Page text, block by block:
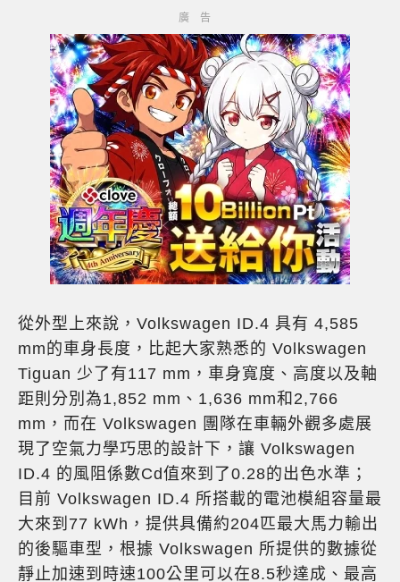
從外型上來說，Volkswagen ID.4 具有 4,585
mm的車身長度，比起大家熟悉的 Volkswagen
Tiguan 少了有117 mm，車身寬度、高度以及軸
距則分別為1,852 mm、1,636 mm和2,766
mm，而在 Volkswagen 團隊在車輛外觀多處展
現了空氣力學巧思的設計下，讓 Volkswagen
ID.4 的風阻係數Cd值來到了0.28的出色水準；
目前 Volkswagen ID.4 所搭載的電池模組容量最
大來到77 kWh，提供具備約204匹最大馬力輸出
的後驅車型，根據 Volkswagen 所提供的數據從
靜止加速到時速100公里可以在8.5秒達成、最高